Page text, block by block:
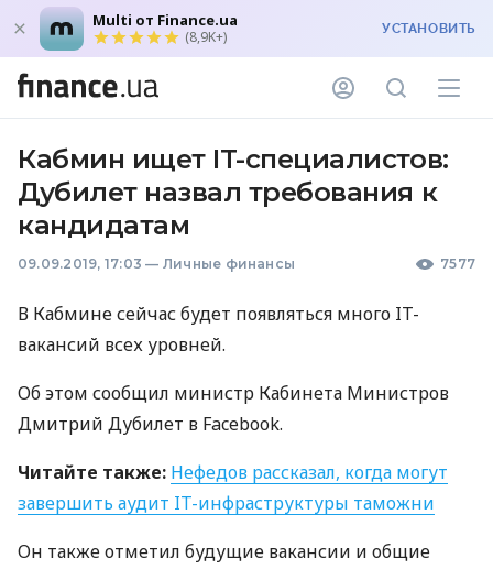
Multi от Finance.ua
(8,9K+) УСТАНОВИТЬ
Кабмин ищет IT-специалистов:
Дубилет назвал требования к
кандидатам
09.09.2019, 17:03 — Личные финансы 7577
В Кабмине сейчас будет появляться много IT-
вакансий всех уровней.
Об этом сообщил министр Кабинета Министров
Дмитрий Дубилет в Facebook.
Читайте также: Нефедов рассказал, когда могут
завершить аудит IT-инфраструктуры таможни
Он также отметил будущие вакансии и общие